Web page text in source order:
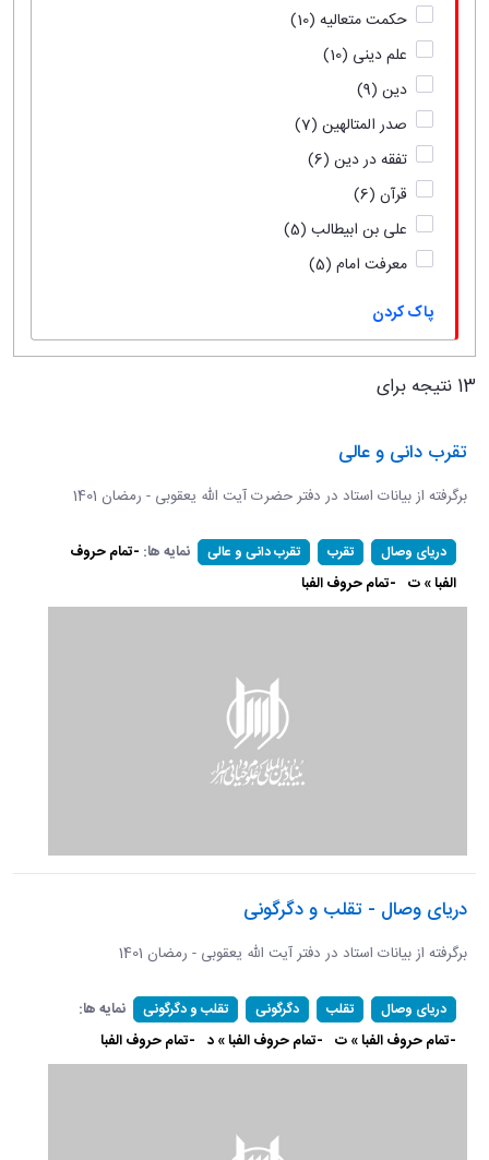
حکمت متعالیه (10)
علم دینی (10)
دین (9)
صدر المتالهین (7)
تفقه در دین (6)
قرآن (6)
علی بن ابیطالب (5)
معرفت امام (5)
پاک کردن
13 نتیجه برای
تقرب دانی و عالی
برگرفته از بیانات استاد در دفتر حضرت آیت الله یعقوبی - رمضان 1401
دریای وصال تقرب تقرب دانی و عالی نمایه ها: -تمام حروف
الفبا » ت -تمام حروف الفبا
دریای وصال - تقلب و دگرگونی
برگرفته از بیانات استاد در دفتر آیت الله یعقوبی - رمضان 1401
دریای وصال تقلب دگرگونی تقلب و دگرگونی
نمایه ها:
-تمام حروف الفبا » ت -تمام حروف الفبا » د -تمام حروف الفبا